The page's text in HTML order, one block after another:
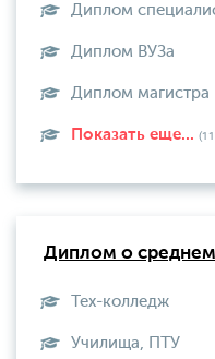
Диплом
Диплом ВУЗа
Диплом магистра
Показать еще...
Диплом о
Тех-колледж
Училища, ПТУ